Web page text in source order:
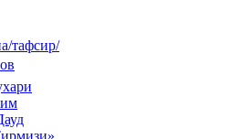
тафсир/